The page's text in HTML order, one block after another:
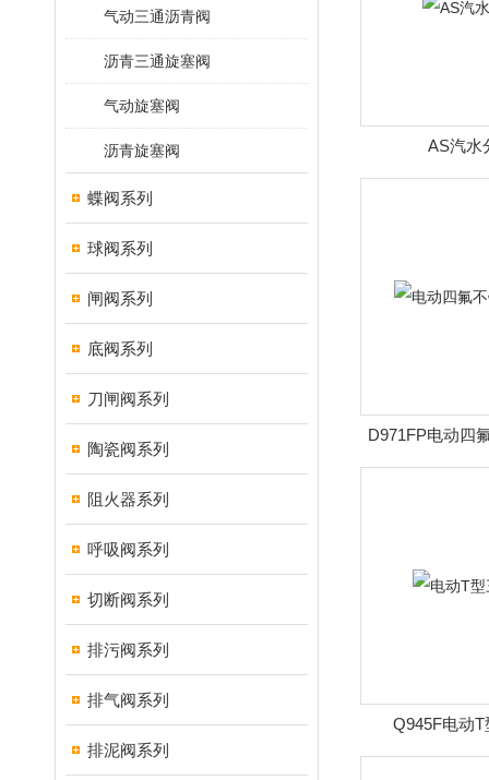
气动三通沥青阀
沥青三通旋塞阀
气动旋塞阀
沥青旋塞阀
蝶阀系列
球阀系列
闸阀系列
底阀系列
刀闸阀系列
陶瓷阀系列
阻火器系列
呼吸阀系列
切断阀系列
排污阀系列
排气阀系列
排泥阀系列
AS汽水
D971FP电动四
Q945F电动